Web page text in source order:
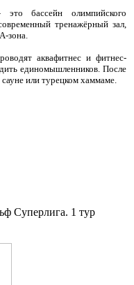
бассейн олимпийского
тренажёрный зал,
зона.
аквафитнес и фитнес-
единомышленников. После
или турецком хаммаме.
Суперлига. 1 тур